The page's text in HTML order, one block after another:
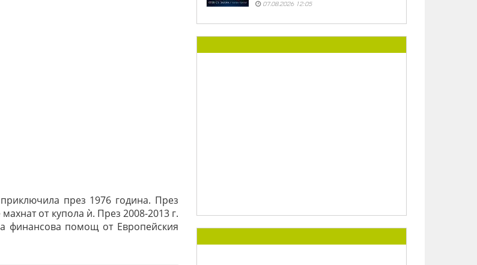
през 1976 година. През
от купола ѝ. През 2008-2013 г.
финансова помощ от Европейския
07.08.2026 12:05